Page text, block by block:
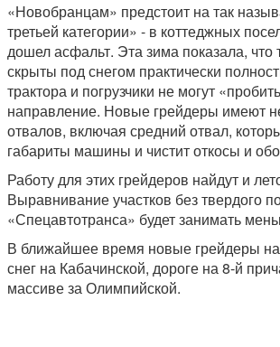
«Новобранцам» предстоит на так
третьей категории» - в коттеджных
дошел асфальт. Эта зима показала, что
скрыты под снегом практически
трактора и погрузчики не могут
направление. Новые грейдеры имеют
отвалов, включая средний отвал,
габариты машины и чистит откосы и
Работу для этих грейдеров найдут и
Выравнивание участков без твердого
«Спецавтотранса» будет занимать
В ближайшее время новые грейдеры
снег на Кабачинской, дороге на 8-й
массиве за Олимпийской.